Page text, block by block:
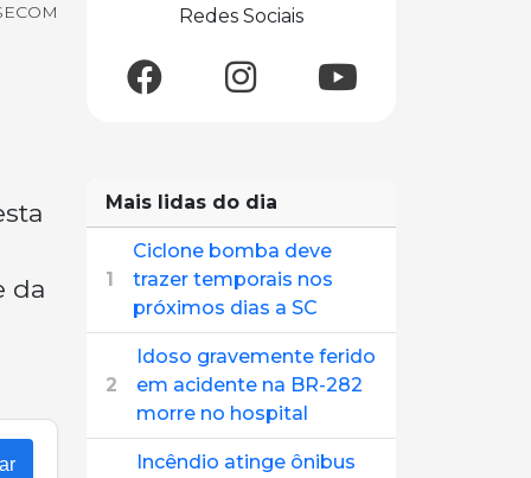
da
Redes Sociais
Mais lidas do dia
1
Ciclone bomba deve
trazer temporais nos
próximos dias a SC
2
Idoso gravemente ferido
em acidente na BR-282
morre no hospital
Incêndio atinge ônibus